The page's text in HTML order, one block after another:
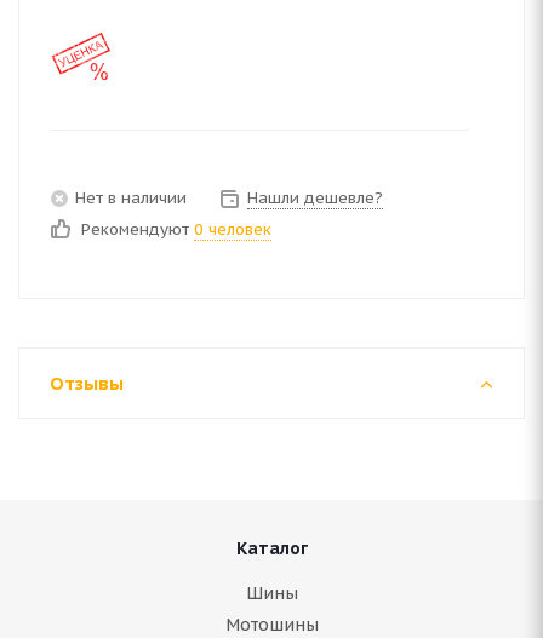
Нет в наличии
Нашли дешевле?
Рекомендуют 0 человек
Отзывы
Каталог
Шины
Мотошины